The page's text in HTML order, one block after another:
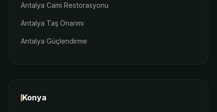
Antalya Cami Restorasyonu
Antalya Taş Onarımı
Antalya Güçlendirme
Konya